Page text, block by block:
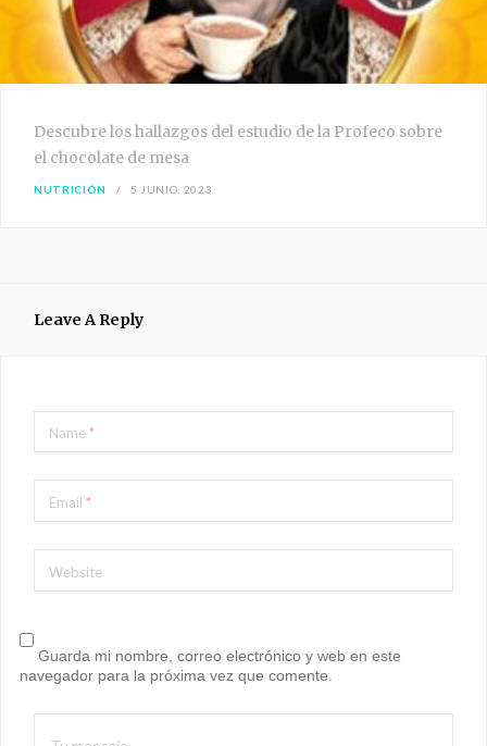
Descubre los hallazgos del estudio de la Profeco sobre
el chocolate de mesa
NUTRICIÓN 5 JUNIO, 2023
Leave A Reply
Name*
Email *
Website
Guarda mi nombre, correo electrónico y web en este
navegador para la próxima vez que comente.